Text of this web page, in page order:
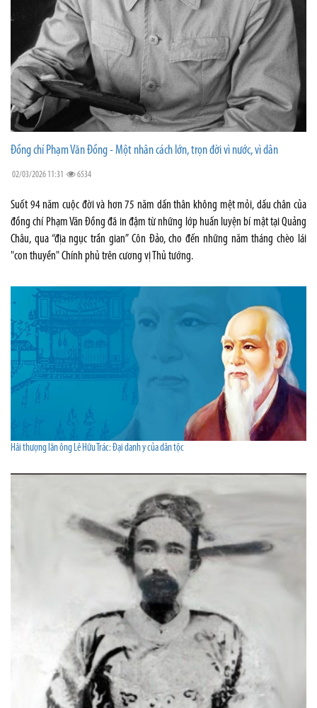
Đồng chí Phạm Văn Đồng - Một nhân cách lớn, trọn đời vì nước, vì dân
02/03/2026 11:31 6534
Suốt 94 năm cuộc đời và hơn 75 năm dấn thân không mệt mỏi, dấu chân của
đồng chí Phạm Văn Đồng đã in đậm từ những lớp huấn luyện bí mật tại Quảng
Châu, qua “địa ngục trần gian” Côn Đảo, cho đến những năm tháng chèo lái
"con thuyền" Chính phủ trên cương vị Thủ tướng.
Hải thượng lãn ông Lê Hữu Trác: Đại danh y của dân tộc